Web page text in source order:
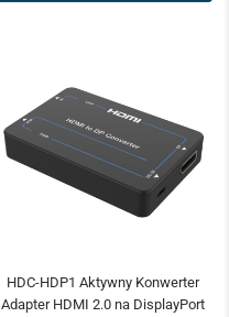
HDC-HDP1 Aktywny Konwerter
Adapter HDMI 2.0 na DisplayPort